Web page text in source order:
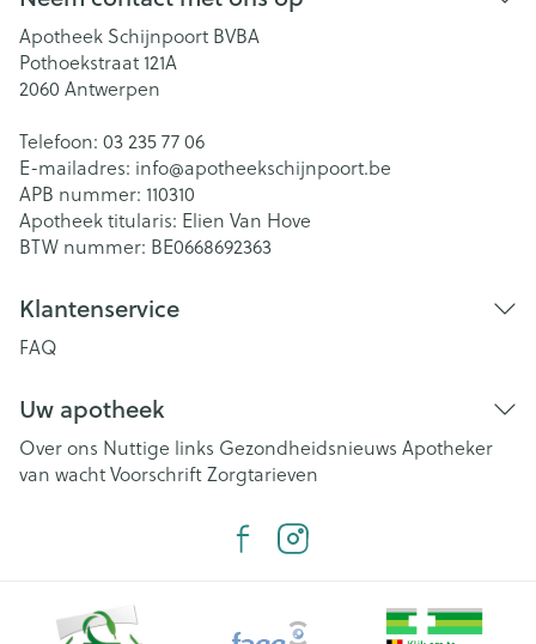
Apotheek Schijnpoort BVBA
Pothoekstraat 121A
2060 Antwerpen
Telefoon: 03 235 77 06
E-mailadres: info@apotheekschijnpoort.be
APB nummer: 110310
Apotheek titularis: Elien Van Hove
BTW nummer: BE0668692363
Klantenservice
FAQ
Uw apotheek
Over ons Nuttige links Gezondheidsnieuws Apotheker
van wachtVoorschriftZorgtarieven